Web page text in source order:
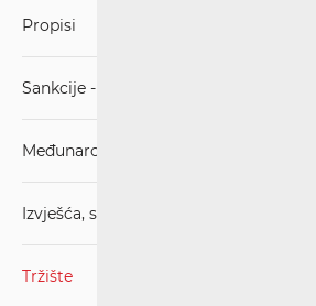
Propisi
Sankcije - mjere ograničavanja
Međunarodni sporazumi
Izvješća, stručna mišljenja, strategije
Tržište